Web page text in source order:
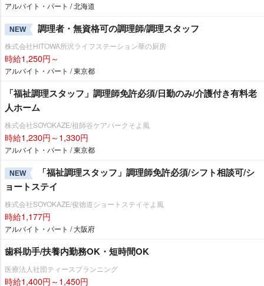
アルバイト・パート / 北海道
NEW 調理者・無資格可の調理師/調理スタッフ
株式会社HITOWA所沢ライフステーション華の厨房
時給1,250円～
アルバイト・パート / 東京都
「福祉調理スタッフ」調理師免許必須/日勤のみ/介護付き有料老
人ホーム
株式会社SOYOKAZE/祖師谷ケアパークそよ風
時給1,230円～1,330円
アルバイト・パート / 東京都
NEW
「福祉調理スタッフ」調理師免許必須/シフト相談可/シ
ョートステイ
株式会社SOYOKAZE/俊徳道ショートステイそよ風
時給1,177円
アルバイト・パート / 大阪府
歯科助手/扶養内勤務OK・短時間OK
医療法人社団ティースプランニング
時給1,400円～1,450円